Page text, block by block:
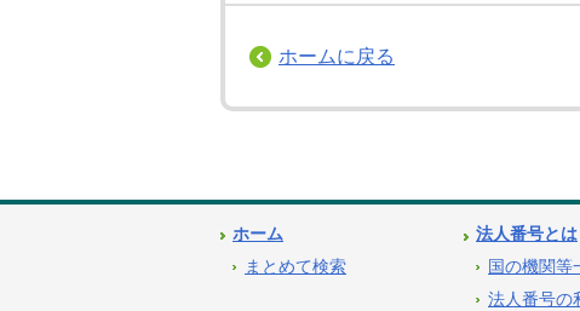
ホームに戻る
ホーム
まとめて検索
法人番号とは
国の機関等
法人番号の